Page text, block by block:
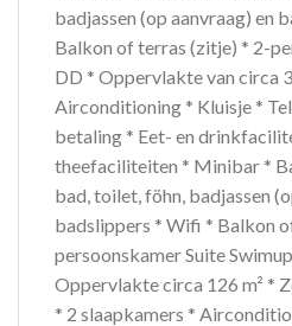
badjassen (op aanvraag) en
Balkon of terras (zitje) * 2-
DD * Oppervlakte van circa
Airconditioning * Kluisje *
betaling * Eet- en
theefaciliteiten * Minibar *
bad, toilet, föhn, badjassen
badslippers * Wifi * Balkon
persoonskamer Suite
Oppervlakte circa 126 m² *
* 2 slaapkamers *